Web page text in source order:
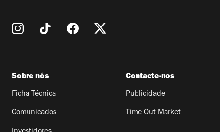
Sobre nós
Ficha Técnica
Comunicados
Contacte-nos
Publicidade
Time Out Market